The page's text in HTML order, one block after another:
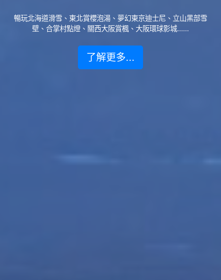
暢玩北海道滑雪、東北賞櫻泡湯、夢幻東京迪士尼、立山黑部雪
壁、合掌村點燈、關西大阪賞楓、大阪環球影城......
了解更多...